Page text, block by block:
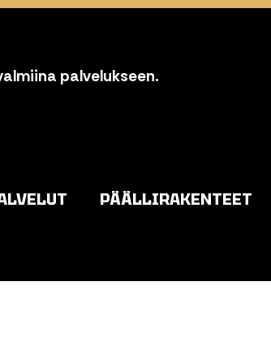
palvelukseen.
PÄÄLLIRAKENTEET